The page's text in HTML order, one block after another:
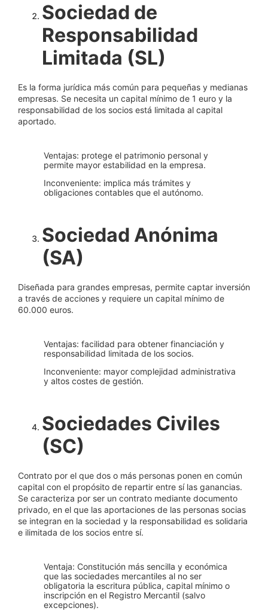
Sociedad de
Responsabilidad
Limitada (SL)
Es la forma jurídica más común para pequeñas y medianas
empresas. Se necesita un capital mínimo de 1 euro y la
responsabilidad de los socios está limitada al capital
aportado.
Ventajas: protege el patrimonio personal y
permite mayor estabilidad en la empresa.
Inconveniente: implica más trámites y
obligaciones contables que el autónomo.
Sociedad Anónima
(SA)
Diseñada para grandes empresas, permite captar inversión
a través de acciones y requiere un capital mínimo de
60.000 euros.
Ventajas: facilidad para obtener financiación y
responsabilidad limitada de los socios.
Inconveniente: mayor complejidad administrativa
y altos costes de gestión.
Sociedades Civiles
(SC)
Contrato por el que dos o más personas ponen en común
capital con el propósito de repartir entre sí las ganancias.
Se caracteriza por ser un contrato mediante documento
privado, en el que las aportaciones de las personas socias
se integran en la sociedad y la responsabilidad es solidaria
e ilimitada de los socios entre sí.
Ventaja: Constitución más sencilla y económica
que las sociedades mercantiles al no ser
obligatoria la escritura pública, capital mínimo o
inscripción en el Registro Mercantil (salvo
excepciones).